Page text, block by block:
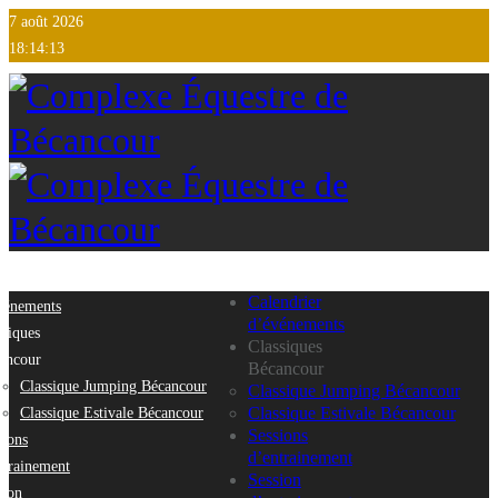
7 août 2026
18:14:13
Classique Jumping Bécancour
Classique Estivale Bécancour
Calendrier
d’événements
Classiques
Bécancour
Classique Jumping Bécancour
Classique Estivale Bécancour
Sessions
d’entrainement
Session